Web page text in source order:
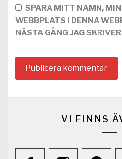
SPARA MITT NAMN, MIN
WEBBPLATS I DENNA
NÄSTA GÅNG JAG
VI FINNS